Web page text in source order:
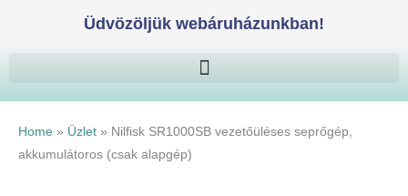
Üdvözöljük webáruházunkban!
Home » Üzlet » Nilfisk SR1000SB vezetőüléses seprőgép,
akkumulátoros (csak alapgép)